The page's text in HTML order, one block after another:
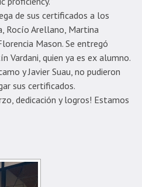
de sus certificados a los
Rocío Arellano, Martina
Mason. Se entregó
Vardani, quien ya es ex alumno.
y Javier Suau, no pudieron
sus certificados.
dedicación y logros! Estamos